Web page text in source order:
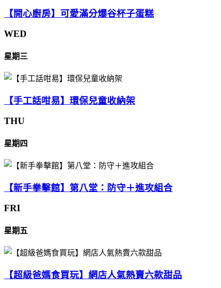
【開心廚房】可愛滿分爆谷杯子蛋糕
WED
星期三
【手工話咁易】環保兒童收納架
THU
星期四
【新手拳擊館】第八堂：防守＋進攻組合
FRI
星期五
【超級爸媽食買玩】網店人氣熱賣六款甜品